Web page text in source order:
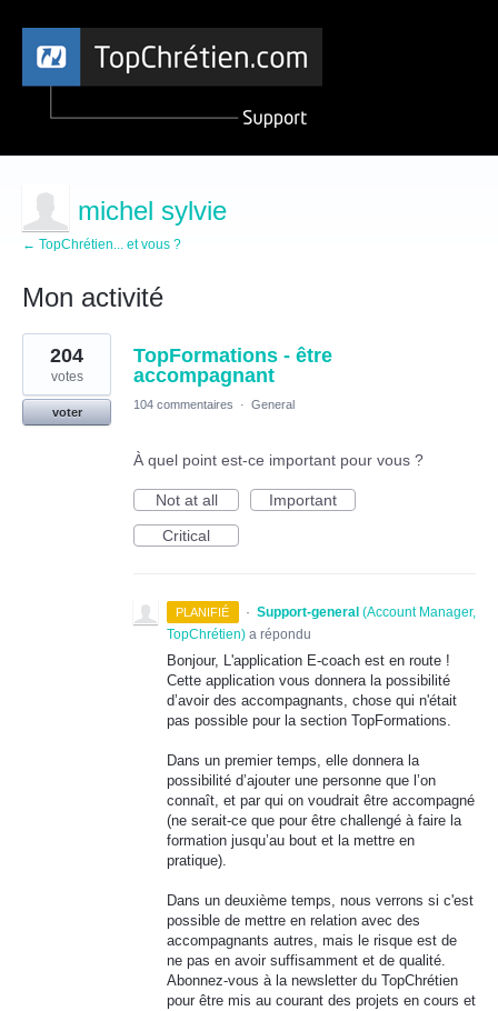
michel sylvie
← TopChrétien... et vous ?
Mon activité
1
résultat
trouvé
TopFormations - être
accompagnant
204
votes
voter
104 commentaires · General
À quel point est-ce important pour vous ?
Not at all
Important
Critical
PLANIFIÉ · Support-general (Account Manager,
TopChrétien) a répondu
Bonjour, L'application E-coach est en route !
Cette application vous donnera la possibilité
d’avoir des accompagnants, chose qui n'était
pas possible pour la section TopFormations.
Dans un premier temps, elle donnera la
possibilité d’ajouter une personne que l’on
connaît, et par qui on voudrait être accompagné
(ne serait-ce que pour être challengé à faire la
formation jusqu’au bout et la mettre en
pratique).
Dans un deuxième temps, nous verrons si c'est
possible de mettre en relation avec des
accompagnants autres, mais le risque est de
ne pas en avoir suffisamment et de qualité.
Abonnez-vous à la newsletter du TopChrétien
pour être mis au courant des projets en cours et